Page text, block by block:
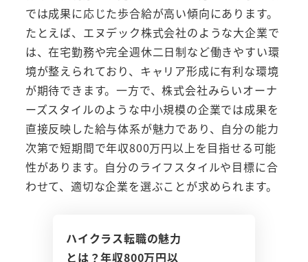
では成果に応じた歩合給が高い傾向にあります。
たとえば、エヌデック株式会社のような大企業で
は、在宅勤務や完全週休二日制など働きやすい環
境が整えられており、キャリア形成に有利な環境
が期待できます。一方で、株式会社みらいオーナ
ーズスタイルのような中小規模の企業では成果を
直接反映した給与体系が魅力であり、自分の能力
次第で短期間で年収800万円以上を目指せる可能
性があります。自分のライフスタイルや目標に合
わせて、適切な企業を選ぶことが求められます。
ハイクラス転職の魅力
とは？年収800万円以